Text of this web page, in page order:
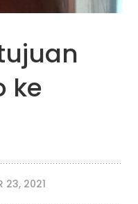
ke
23, 2021